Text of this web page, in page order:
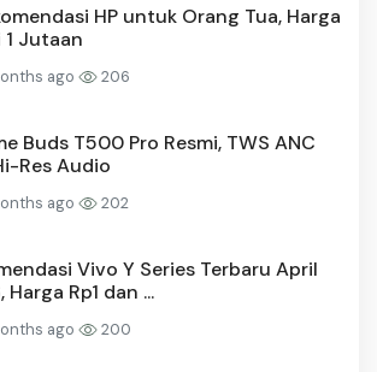
HP untuk Orang Tua, Harga
1 Jutaan
ago 206
Buds T500 Pro Resmi, TWS ANC
Res Audio
ago 202
Vivo Y Series Terbaru April
Harga Rp1 dan ...
ago 200